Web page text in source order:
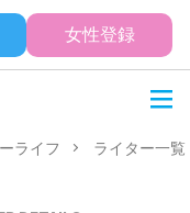
女性登録
ライフ ライター一覧